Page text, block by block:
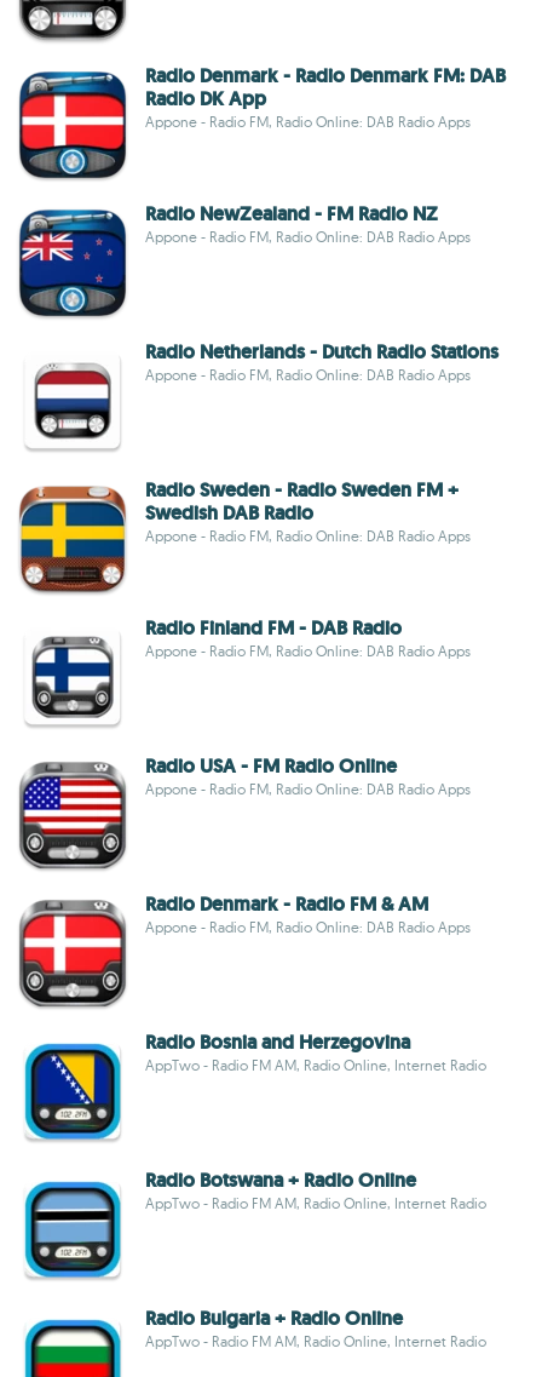
Radio Denmark - Radio Denmark FM: DAB
Radio DK App
Appone - Radio FM, Radio Online: DAB Radio Apps
Radio NewZealand - FM Radio NZ
Appone - Radio FM, Radio Online: DAB Radio Apps
Radio Netherlands - Dutch Radio Stations
Appone - Radio FM, Radio Online: DAB Radio Apps
Radio Sweden - Radio Sweden FM +
Swedish DAB Radio
Appone - Radio FM, Radio Online: DAB Radio Apps
Radio Finland FM - DAB Radio
Appone - Radio FM, Radio Online: DAB Radio Apps
Radio USA - FM Radio Online
Appone - Radio FM, Radio Online: DAB Radio Apps
Radio Denmark - Radio FM & AM
Appone - Radio FM, Radio Online: DAB Radio Apps
Radio Bosnia and Herzegovina
AppTwo - Radio FM AM, Radio Online, Internet Radio
Radio Botswana + Radio Online
AppTwo - Radio FM AM, Radio Online, Internet Radio
Radio Bulgaria + Radio Online
AppTwo - Radio FM AM, Radio Online, Internet Radio